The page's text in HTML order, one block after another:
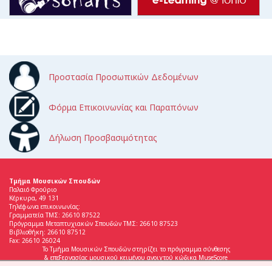
Προστασία Προσωπικών Δεδομένων
Φόρμα Επικοινωνίας και Παραπόνων
Δήλωση Προσβασιμότητας
Τμήμα Μουσικών Σπουδών
Παλαιό Φρούριο
Κέρκυρα, 49 131
Τηλέφωνα επικοινωνίας:
Γραμματεία ΤΜΣ: 26610 87522
Πρόγραμμα Μεταπτυχιακών Σπουδών ΤΜΣ: 26610 87523
Βιβλιοθήκη: 26610 87512
Fax: 26610 26024
Το Τμήμα Μουσικών Σπουδών στηρίζει το πρόγραμμα σύνθεσης
& επεξεργασίας μουσικού κειμένου ανοιχτού κώδικα MuseScore